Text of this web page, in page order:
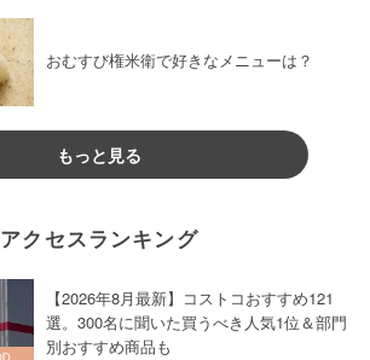
おむすび権米衛で好きなメニューは？
もっと見る
アクセスランキング
【2026年8月最新】コストコおすすめ121
選。300名に聞いた買うべき人気1位＆部門
別おすすめ商品も